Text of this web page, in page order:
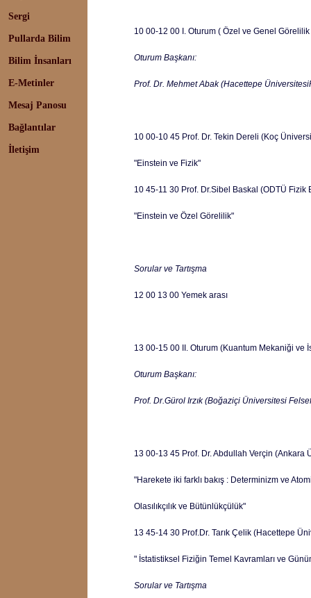
Sergi
Pullarda Bilim
Bilim İnsanları
E-Metinler
Mesaj Panosu
Bağlantılar
İletişim
10 00-12 00 I. Oturum ( Özel ve Genel Görelilik
Oturum Başkanı:
Prof. Dr. Mehmet Abak (Hacettepe
10 00-10 45 Prof. Dr. Tekin Dereli (Koç
"Einstein ve Fizik"
10 45-11 30 Prof. Dr.Sibel Baskal (ODTÜ Fizik
"Einstein ve Özel Görelilik"
Sorular ve Tartışma
12 00 13 00 Yemek arası
13 00-15 00 II. Oturum (Kuantum Mekaniği ve
Oturum Başkanı:
Prof. Dr.Gürol Irzık (Boğaziçi Üniversitesi
13 00-13 45 Prof. Dr. Abdullah Verçin (Ankara
"Harekete iki farklı bakış : Determinizm ve
Olasılıkçılık ve Bütünlükçülük"
13 45-14 30 Prof.Dr. Tarık Çelik (Hacettepe
" İstatistiksel Fiziğin Temel Kavramları ve
Sorular ve Tartışma